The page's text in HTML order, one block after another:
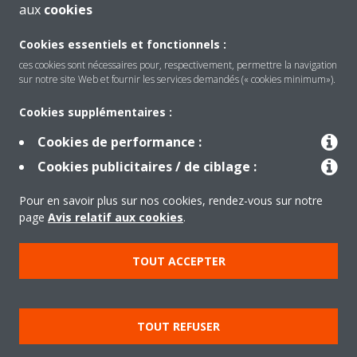
regulating range is according to the application and refrigerant
Produits
Solutions
À propos de Daikin
aux cookies
Cookies essentiels et fonctionnels :
ces cookies sont nécessaires pour, respectivement, permettre la navigation
sur notre site Web et fournir les services demandés (« cookies minimum»).
Cookies supplémentaires :
Cookies de performance :
Cookies publicitaires / de ciblage :
Pour en savoir plus sur nos cookies, rendez-vous sur notre
page Avis relatif aux cookies.
TOUT ACCEPTER
TOUT REFUSER